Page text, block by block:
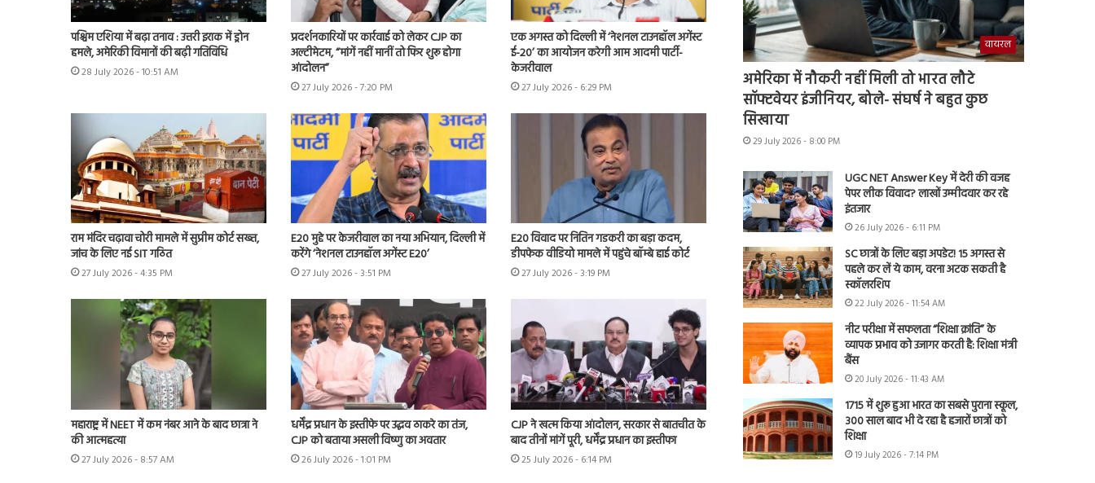
पश्चिम एशिया में बढ़ा तनाव : उत्तरी इराक में ड्रोन
हमले, अमेरिकी विमानों की बढ़ी गतिविधि
28 July 2026 - 10:51 AM
प्रदर्शनकारियों पर कार्रवाई को लेकर CJP का
अल्टीमेटम, “मांगें नहीं मानीं तो फिर शुरू होगा
आंदोलन”
27 July 2026 - 7:20 PM
एक अगस्त को दिल्ली में ‘नेशनल टाउनहॉल अगेंस्ट
ई-20’ का आयोजन करेगी आम आदमी पार्टी-
केजरीवाल
27 July 2026 - 6:29 PM
राम मंदिर चढ़ावा चोरी मामले में सुप्रीम कोर्ट सख्त,
जांच के लिए नई SIT गठित
27 July 2026 - 4:35 PM
E20 मुद्दे पर केजरीवाल का नया अभियान, दिल्ली में
करेंगे ‘नेशनल टाउनहॉल अगेंस्ट E20’
27 July 2026 - 3:51 PM
E20 विवाद पर नितिन गडकरी का बड़ा कदम,
डीपफेक वीडियो मामले में पहुंचे बॉम्बे हाई कोर्ट
27 July 2026 - 3:19 PM
महाराष्ट्र में NEET में कम नंबर आने के बाद छात्रा ने
की आत्महत्या
27 July 2026 - 8:57 AM
धर्मेंद्र प्रधान के इस्तीफे पर उद्धव ठाकरे का तंज,
CJP को बताया असली विष्णु का अवतार
26 July 2026 - 1:01 PM
CJP ने खत्म किया आंदोलन, सरकार से बातचीत के
बाद तीनों मांगें पूरी, धर्मेंद्र प्रधान का इस्तीफा
25 July 2026 - 6:14 PM
वायरल
अमेरिका में नौकरी नहीं मिली तो भारत लौटे
सॉफ्टवेयर इंजीनियर, बोले- संघर्ष ने बहुत कुछ
सिखाया
29 July 2026 - 8:00 PM
UGC NET Answer Key में देरी की वजह
पेपर लीक विवाद? लाखों उम्मीदवार कर रहे
इंतजार
26 July 2026 - 6:11 PM
SC छात्रों के लिए बड़ा अपडेट! 15 अगस्त से
पहले कर लें ये काम, वरना अटक सकती है
स्कॉलरशिप
22 July 2026 - 11:54 AM
नीट परीक्षा में सफलता “शिक्षा क्रांति” के
व्यापक प्रभाव को उजागर करती है: शिक्षा मंत्री
बैंस
20 July 2026 - 11:43 AM
1715 में शुरू हुआ भारत का सबसे पुराना स्कूल,
300 साल बाद भी दे रहा है हजारों छात्रों को
शिक्षा
19 July 2026 - 7:14 PM